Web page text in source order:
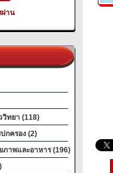
าน
วิทยา (118)
กครอง (2)
ภาพและอาหาร (196)